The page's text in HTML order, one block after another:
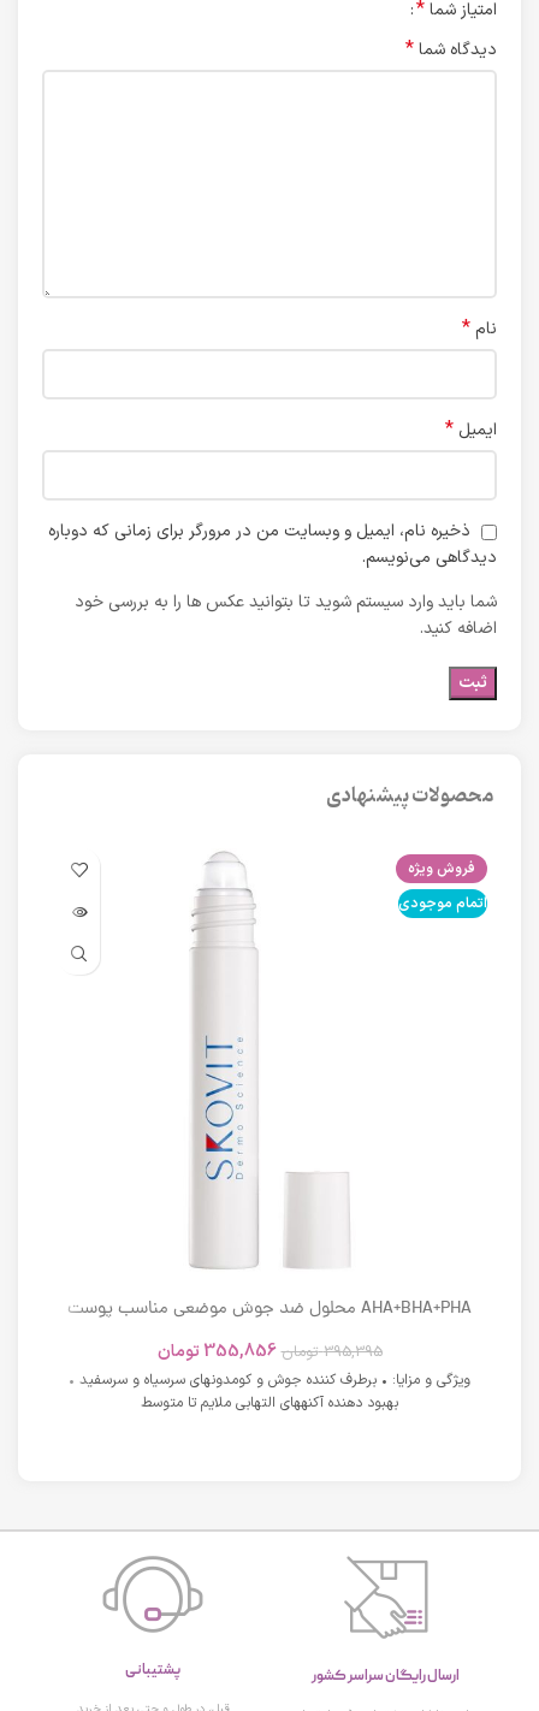
امتیاز شما*
دیدگاه شما*
نام *
ایمیل *
ذخیره نام، ایمیل و وبسایت من در مرورگر برای زمانی که دوباره
دیدگاهی می‌نویسم.
شما باید وارد سیستم شوید تا بتوانید عکس ها را به بررسی خود
اضافه کنید.
محصولات پیشنهادی
فروش ویژه
اتمام موجودی
AHA+BHA+PHA محلول ضد جوش موضعی مناسب پوست
395,395 تومان 355,856 تومان
ویژگی و مزایا: • برطرف کننده جوش و کومدونهای سرسیاه و سرسفید •
بهبود دهنده آکنههای التهابی ملایم تا متوسط
ارسال رایگان سراسر کشور پشتیبانی